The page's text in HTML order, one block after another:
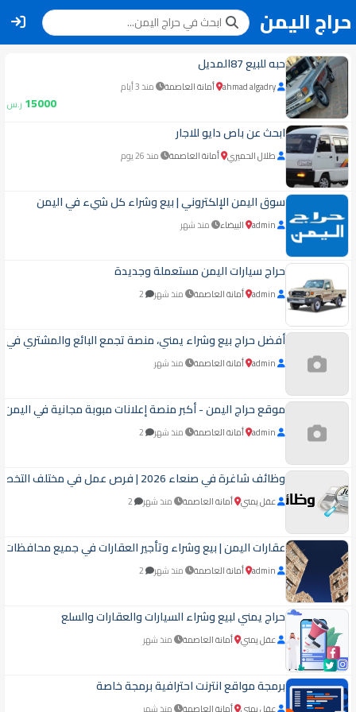
حراج اليمن
حبه للبيع 87المديل
ahmad algadry أمانة العاصمة منذ 3 أيام
15000 ر.س
ابحث عن باص دايو للاجار
طلال الحميري أمانة العاصمة منذ 26 يوم
سوق اليمن الإلكتروني | بيع وشراء كل شيء في اليمن
admin البيضاء منذ شهر
حراج سيارات اليمن مستعملة وجديدة
admin أمانة العاصمة منذ شهر
أفضل حراج بيع وشراء يمني، منصة تجمع البائع والمشتري
admin أمانة العاصمة منذ شهر
موقع حراج اليمن - أكبر منصة إعلانات مبوبة مجانية في اليمن
admin أمانة العاصمة منذ شهر
وظائف شاغرة في صنعاء 2026 | فرص عمل في مختلف التخصصات
عقل يمني أمانة العاصمة منذ شهر
عقارات اليمن | بيع وشراء وتأجير العقارات في جميع محافظات
admin أمانة العاصمة منذ شهر
حراج يمني لبيع وشراء السيارات والعقارات والسلع
عقل يمني أمانة العاصمة منذ شهر
برمجة مواقع انترنت احترافية برمجة خاصة
عقل يمني أمانة العاصمة منذ شهر